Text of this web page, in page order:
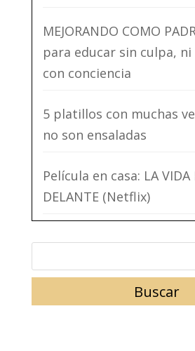
MEJORANDO COMO
para educar sin culpa,
con conciencia
5 platillos con muchas
no son ensaladas
Película en casa: LA VIDA
DELANTE (Netflix)